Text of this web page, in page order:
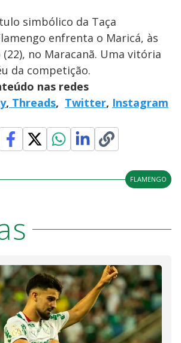
simbólico da Taça
enfrenta o Maricá, às
(22), no Maracanã. Uma vitória
da competição.
nas redes
, Threads, Twitter, Instagram
FLAMENGO